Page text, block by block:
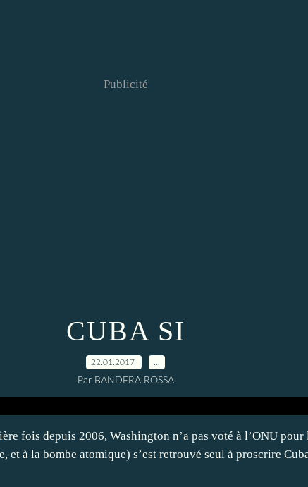
Publicité
CUBA SI
22.01.2017
Par BANDERA ROSSA
fois depuis 2006, Washington n’a pas voté à l’ONU
et à la bombe atomique) s’est retrouvé seul à proscrire